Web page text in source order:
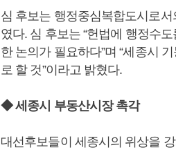
심 후보는 행정중심복합도시로
였다. 심 후보는 “헌법에 행정수
한 논의가 필요하다”며 “세종시
로 할 것”이라고 밝혔다.
◆ 세종시 부동산시장 촉각
대선후보들이 세종시의 위상을